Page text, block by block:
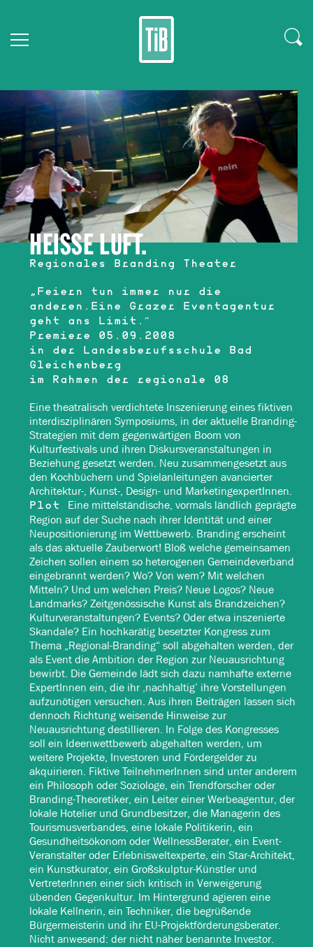
HEISSE LUFT.
Regionales Branding Theater
„Feiern tun immer nur die
anderen.Eine Grazer Eventagentur
geht ans Limit.”
Premiere 05.09.2008
in der Landesberufsschule Bad
Gleichenberg
im Rahmen der regionale 08
Eine theatralisch verdichtete Inszenierung eines fiktiven
interdisziplinären Symposiums, in der aktuelle Branding-
Strategien mit dem gegenwärtigen Boom von
Kulturfestivals und ihren Diskursveranstaltungen in
Beziehung gesetzt werden. Neu zusammengesetzt aus
den Kochbüchern und Spielanleitungen avancierter
Architektur-, Kunst-, Design- und MarketingexpertInnen.
Plot Eine mittelständische, vormals ländlich geprägte
Region auf der Suche nach ihrer Identität und einer
Neupositionierung im Wettbewerb. Branding erscheint
als das aktuelle Zauberwort! Bloß welche gemeinsamen
Zeichen sollen einem so heterogenen Gemeindeverband
eingebrannt werden? Wo? Von wem? Mit welchen
Mitteln? Und um welchen Preis? Neue Logos? Neue
Landmarks? Zeitgenössische Kunst als Brandzeichen?
Kulturveranstaltungen? Events? Oder etwa inszenierte
Skandale? Ein hochkarätig besetzter Kongress zum
Thema „Regional-Branding“ soll abgehalten werden, der
als Event die Ambition der Region zur Neuausrichtung
bewirbt. Die Gemeinde lädt sich dazu namhafte externe
ExpertInnen ein, die ihr ‚nachhaltig’ ihre Vorstellungen
aufzunötigen versuchen. Aus ihren Beiträgen lassen sich
dennoch Richtung weisende Hinweise zur
Neuausrichtung destillieren. In Folge des Kongresses
soll ein Ideenwettbewerb abgehalten werden, um
weitere Projekte, Investoren und Fördergelder zu
akquirieren. Fiktive TeilnehmerInnen sind unter anderem
ein Philosoph oder Soziologe, ein Trendforscher oder
Branding-Theoretiker, ein Leiter einer Werbeagentur, der
lokale Hotelier und Grundbesitzer, die Managerin des
Tourismusverbandes, eine lokale Politikerin, ein
Gesundheitsökonom oder WellnessBerater, ein Event-
Veranstalter oder Erlebnisweltexperte, ein Star-Architekt,
ein Kunstkurator, ein Großskulptur-Künstler und
VertreterInnen einer sich kritisch in Verweigerung
übenden Gegenkultur. Im Hintergrund agieren eine
lokale Kellnerin, ein Techniker, die begrüßende
Bürgermeisterin und ihr EU-Projektförderungsberater.
Nicht anwesend: der nicht näher benannte Investor.